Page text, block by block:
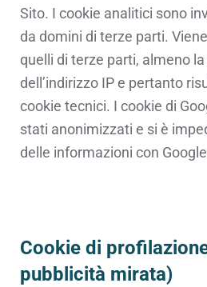
Sito. I cookie analitici sono
da domini di terze parti.
quelli di terze parti, almeno
dell’indirizzo IP e pertanto
cookie tecnici. I cookie di
stati anonimizzati e si è
delle informazioni con
Cookie di
pubblicità mirata)